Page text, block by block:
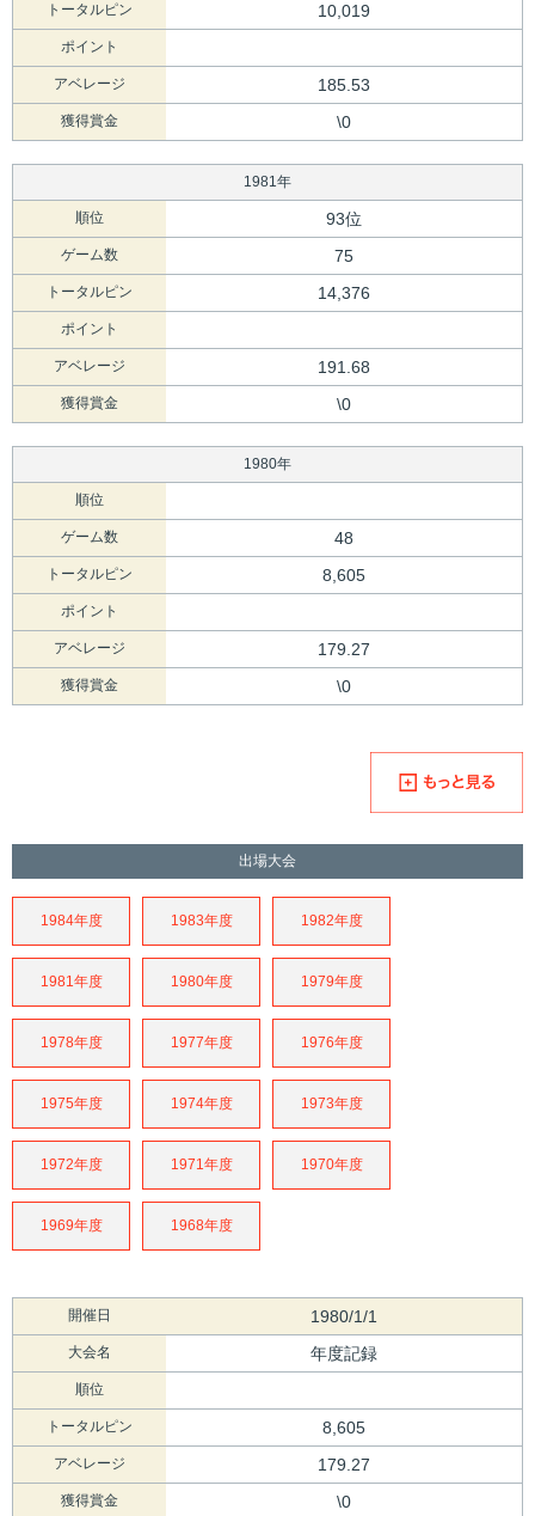
トータルピン 10,019
ポイント
アベレージ 185.53
獲得賞金 \0
1981年
順位 93位
ゲーム数 75
トータルピン 14,376
ポイント
アベレージ 191.68
獲得賞金 \0
1980年
順位
ゲーム数 48
トータルピン 8,605
ポイント
アベレージ 179.27
獲得賞金 \0
出場大会
1984年度 1983年度 1982年度
1981年度 1980年度 1979年度
1978年度 1977年度 1976年度
1975年度 1974年度 1973年度
1972年度 1971年度 1970年度
1969年度 1968年度
開催日 1980/1/1
大会名 年度記録
順位
トータルピン 8,605
アベレージ 179.27
獲得賞金 \0